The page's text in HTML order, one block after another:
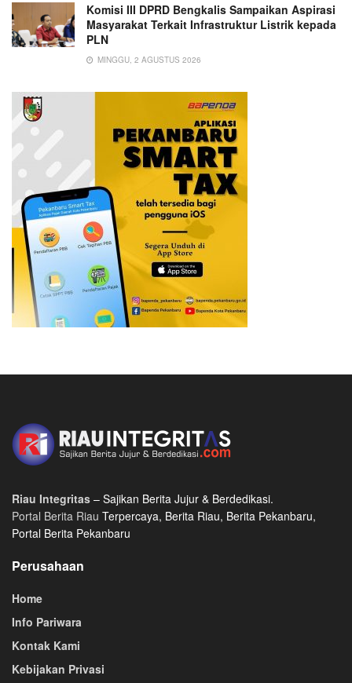
Komisi III DPRD Bengkalis Sampaikan Aspirasi
Masyarakat Terkait Infrastruktur Listrik kepada
PLN
MINGGU, 2 AGUSTUS 2026
Riau Integritas – Sajikan Berita Jujur & Berdedikasi.
Portal Berita Riau Terpercaya, Berita Riau, Berita Pekanbaru,
Portal Berita Pekanbaru
Perusahaan
Home
Info Pariwara
Kontak Kami
Kebijakan Privasi